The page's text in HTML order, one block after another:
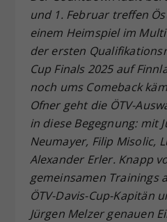
und 1. Februar treffen
einem Heimspiel im
der ersten
Cup Finals 2025 auf
noch ums Comeback
Ofner geht die ÖTV-
in diese Begegnung: mit
Neumayer, Filip Misolic,
Alexander Erler. Knapp
gemeinsamen Trainings
ÖTV-Davis-Cup-Kapitän
Jürgen Melzer genauen
Zweck
Dieser Wert
zufällig
historische
Webseiten-
hat.